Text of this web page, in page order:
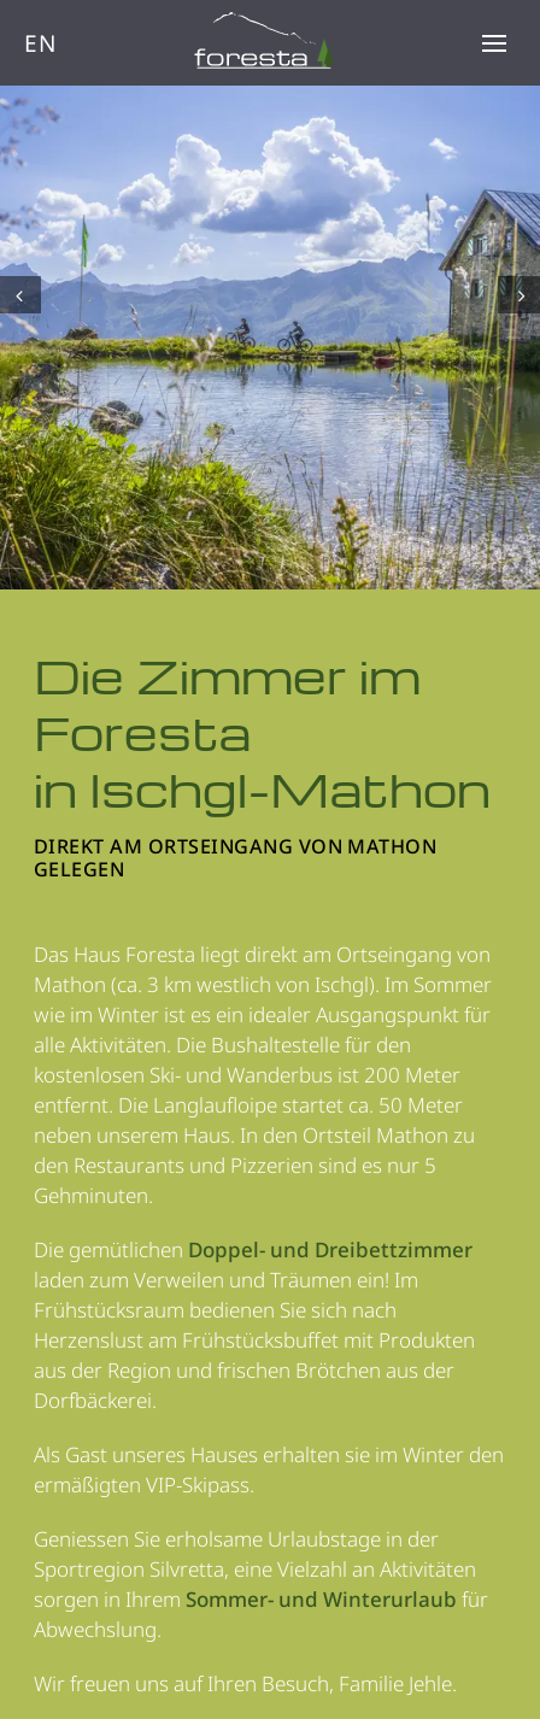
EN
Prev Next
Die Zimmer im
Foresta
in Ischgl-Mathon
DIREKT AM ORTSEINGANG VON MATHON
GELEGEN
Das Haus Foresta liegt direkt am Ortseingang von
Mathon (ca. 3 km westlich von Ischgl). Im Sommer
wie im Winter ist es ein idealer Ausgangspunkt für
alle Aktivitäten. Die Bushaltestelle für den
kostenlosen Ski- und Wanderbus ist 200 Meter
entfernt. Die Langlaufloipe startet ca. 50 Meter
neben unserem Haus. In den Ortsteil Mathon zu
den Restaurants und Pizzerien sind es nur 5
Gehminuten.
Die gemütlichen Doppel- und Dreibettzimmer
laden zum Verweilen und Träumen ein! Im
Frühstücksraum bedienen Sie sich nach
Herzenslust am Frühstücksbuffet mit Produkten
aus der Region und frischen Brötchen aus der
Dorfbäckerei.
Als Gast unseres Hauses erhalten sie im Winter den
ermäßigten VIP-Skipass.
Geniessen Sie erholsame Urlaubstage in der
Sportregion Silvretta, eine Vielzahl an Aktivitäten
sorgen in Ihrem Sommer- und Winterurlaub für
Abwechslung.
Wir freuen uns auf Ihren Besuch, Familie Jehle.